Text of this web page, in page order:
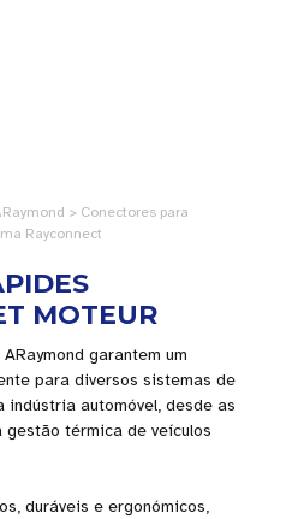
> Conectores para
Rayconnect
MOTEUR
garantem um
para diversos sistemas de
automóvel, desde as
gestão térmica de veículos
duráveis e ergonómicos,